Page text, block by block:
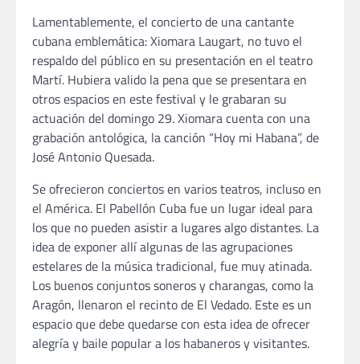
Lamentablemente, el concierto de una cantante
cubana emblemática: Xiomara Laugart, no tuvo el
respaldo del público en su presentación en el teatro
Martí. Hubiera valido la pena que se presentara en
otros espacios en este festival y le grabaran su
actuación del domingo 29. Xiomara cuenta con una
grabación antológica, la canción “Hoy mi Habana”, de
José Antonio Quesada.
Se ofrecieron conciertos en varios teatros, incluso en
el América. El Pabellón Cuba fue un lugar ideal para
los que no pueden asistir a lugares algo distantes. La
idea de exponer allí algunas de las agrupaciones
estelares de la música tradicional, fue muy atinada.
Los buenos conjuntos soneros y charangas, como la
Aragón, llenaron el recinto de El Vedado. Este es un
espacio que debe quedarse con esta idea de ofrecer
alegría y baile popular a los habaneros y visitantes.